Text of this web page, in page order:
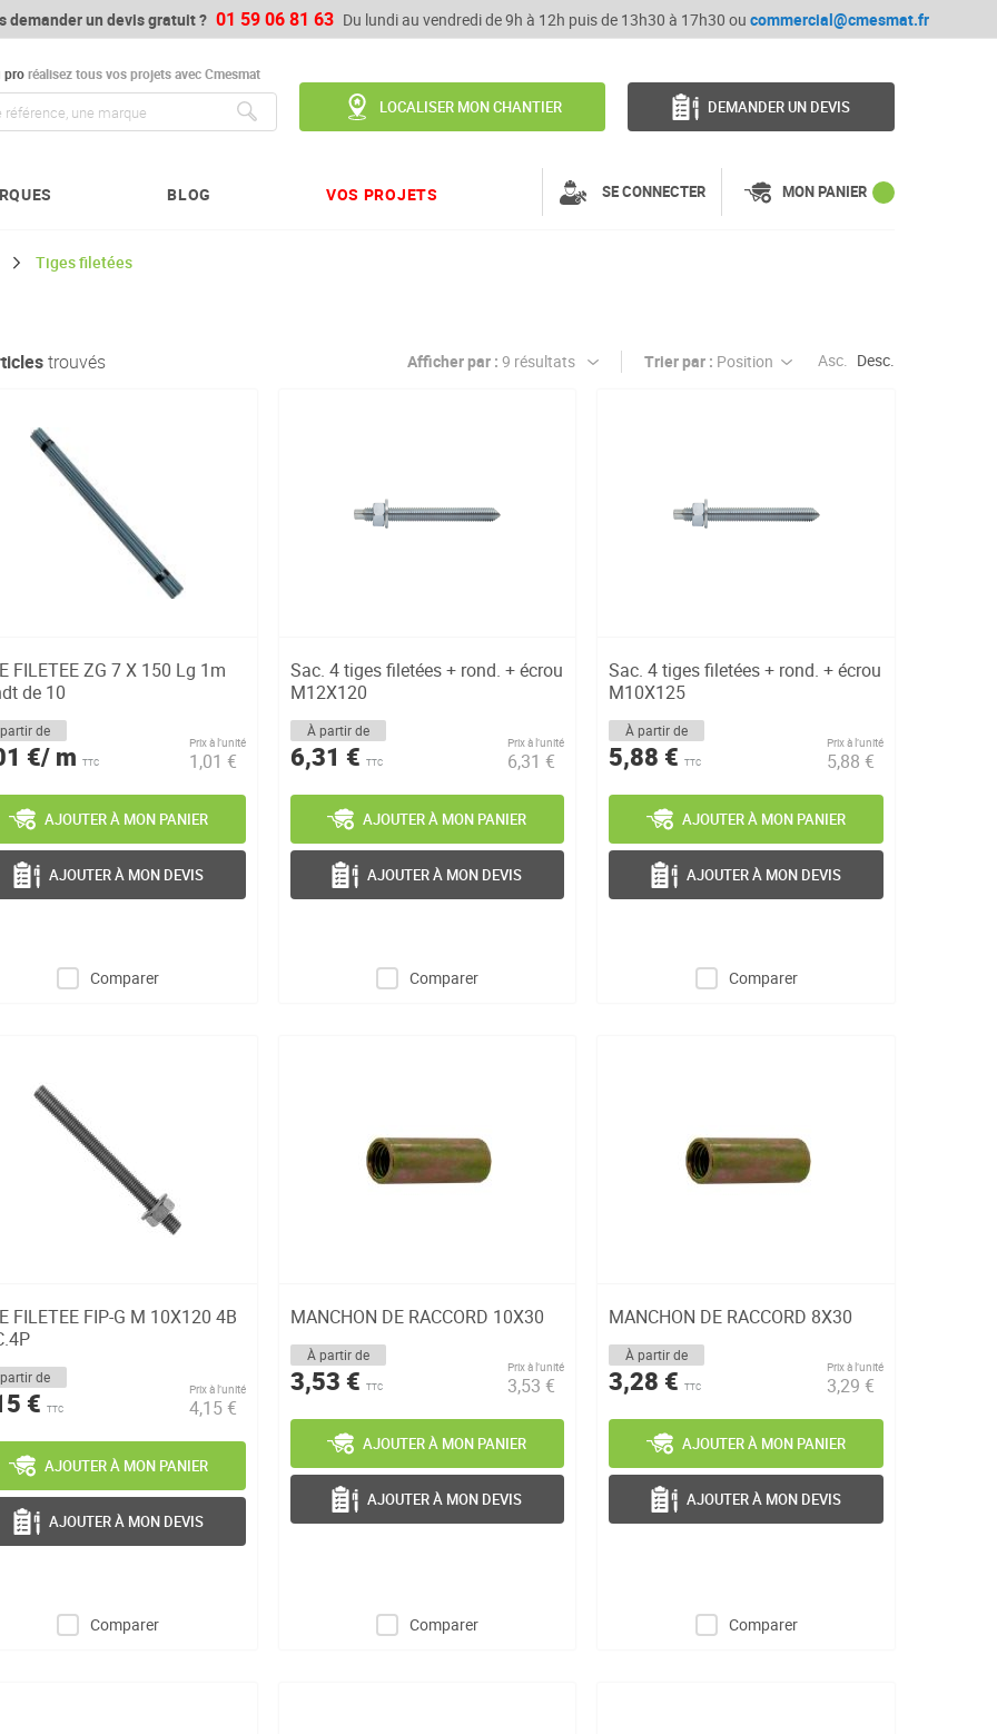
demander un devis gratuit ? 01 59 06 81 63 Du lundi au vendredi de 9h à 12h puis de 13h30 à 17h30 ou commercial@cmesmat.fr
proréalisez tous vos projets avec Cmesmat
LOCALISER MON CHANTIER DEMANDER UN DEVIS
BLOG VOS PROJETS SE CONNECTER MON PANIER
Tiges filetées
trouvés Afficher par : Trier par : Asc. Desc.
FILETEE ZG 7 X 150 Lg 1m
de 10
de
€/ m TTC
Prix à l’unité
1,01 €
Comparer
AJOUTER À MON PANIER
AJOUTER À MON DEVIS
Sac. 4 tiges filetées + rond. + écrou
M12X120
À partir de
6,31 € TTC
Prix à l’unité
6,31 €
Comparer
AJOUTER À MON PANIER
AJOUTER À MON DEVIS
Sac. 4 tiges filetées + rond. + écrou
M10X125
À partir de
5,88 €TTC
Prix à l’unité
5,88 €
Comparer
AJOUTER À MON PANIER
AJOUTER À MON DEVIS
FILETEE FIP-G M 10X120 4B
de
€ TTC
Prix à l’unité
4,15 €
Comparer
AJOUTER À MON PANIER
AJOUTER À MON DEVIS
MANCHON DE RACCORD 10X30
À partir de
3,53 € TTC
Prix à l’unité
3,53 €
Comparer
AJOUTER À MON PANIER
AJOUTER À MON DEVIS
MANCHON DE RACCORD 8X30
À partir de
3,28 €TTC
Prix à l’unité
3,29 €
Comparer
AJOUTER À MON PANIER
AJOUTER À MON DEVIS